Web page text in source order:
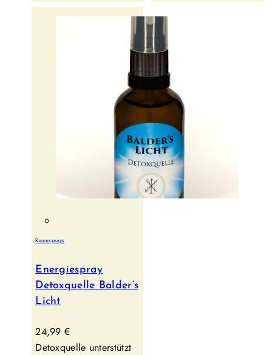
Raumsprays
Energiespray
Detoxquelle Balder’s
Licht
24,99€
Detoxquelle unterstützt